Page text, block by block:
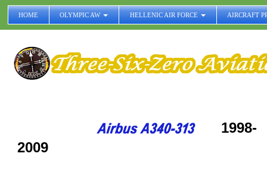
HOME OLYMPIC AW HELLENIC AIR FORCE AIRCRAFT
1998-
2009